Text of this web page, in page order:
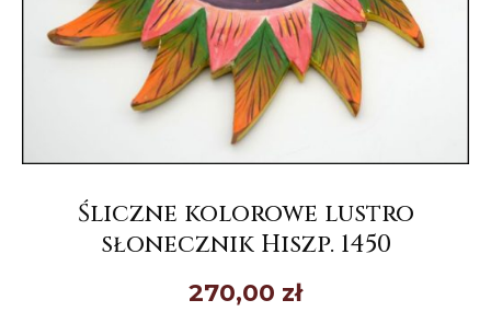
Śliczne kolorowe lustro
słonecznik Hiszp. 1450
270,00 zł